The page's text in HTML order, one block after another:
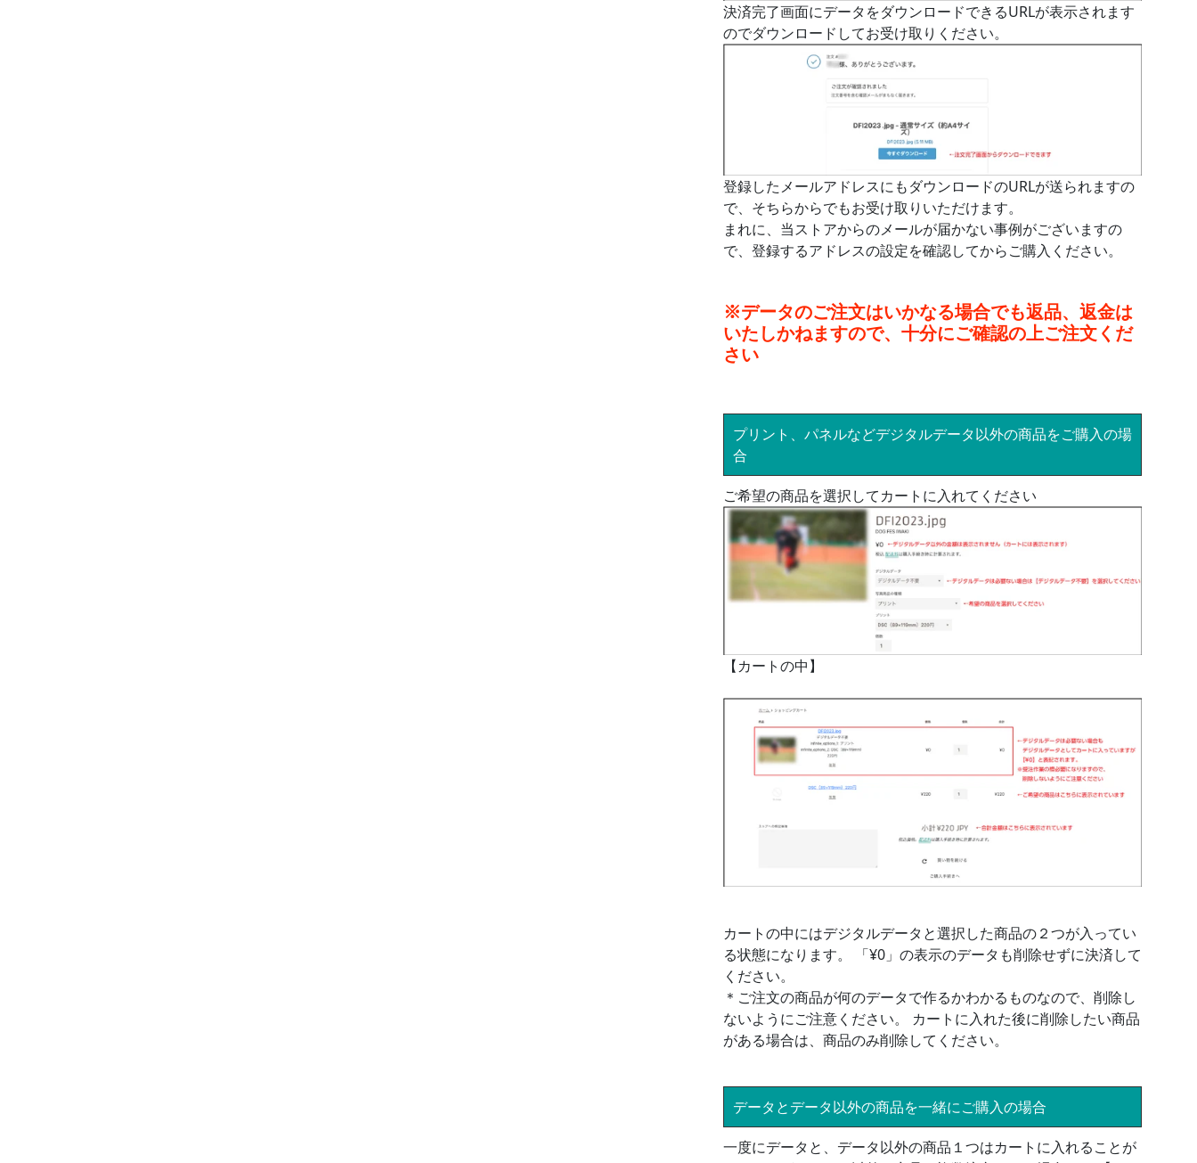
決済完了画面にデータをダウンロードできるURLが表示されます
のでダウンロードしてお受け取りください。
登録したメールアドレスにもダウンロードのURLが送られますの
で、そちらからでもお受け取りいただけます。
まれに、当ストアからのメールが届かない事例がございますの
で、登録するアドレスの設定を確認してからご購入ください。
※データのご注文はいかなる場合でも返品、返金は
いたしかねますので、十分にご確認の上ご注文くだ
さい
プリント、パネルなどデジタルデータ以外の商品をご購入の場
合
ご希望の商品を選択してカートに入れてください
【カートの中】
カートの中にはデジタルデータと選択した商品の２つが入ってい
る状態になります。 「¥0」の表示のデータも削除せずに決済して
ください。
＊ご注文の商品が何のデータで作るかわかるものなので、削除し
ないようにご注意ください。 カートに入れた後に削除したい商品
がある場合は、商品のみ削除してください。
データとデータ以外の商品を一緒にご購入の場合
一度にデータと、データ以外の商品１つはカートに入れることが